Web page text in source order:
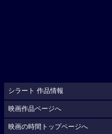
シラート 作品情報
映画作品ページへ
映画の時間トップページへ